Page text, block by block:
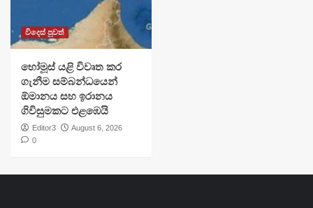
විදෙස් පුවත්
හෝමූස් යළි විවෘත කර
ගැනීම සම්බන්ධයෙන්
ඕමානය සහ ඉරානය
ගිවිසුමකට එළඹෙයි
Editor3
August 6, 2026
0